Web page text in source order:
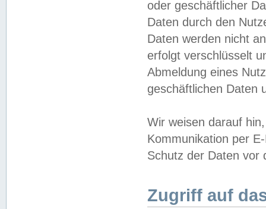
oder geschäftlicher
Daten durch den
Daten werden nicht
erfolgt verschlüsselt
Abmeldung eines
geschäftlichen Daten
Wir weisen darauf
Kommunikation per
Schutz der Daten vor
Zugriff auf